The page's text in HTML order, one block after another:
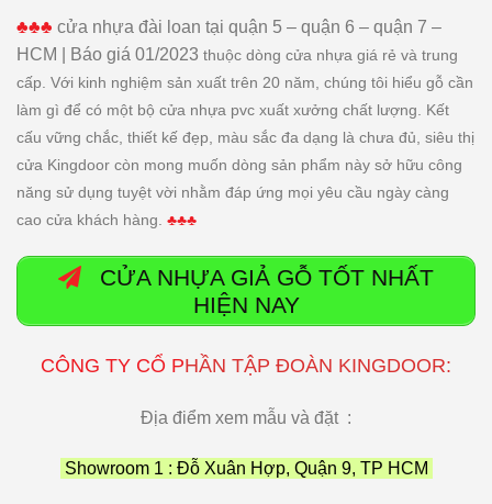
♣♣♣ cửa nhựa đài loan tại quận 5 – quận 6 – quận 7 –
HCM | Báo giá 01/2023 thuộc dòng cửa nhựa giá rẻ và trung
cấp. Với kinh nghiệm sản xuất trên 20 năm, chúng tôi hiểu gỗ cần
làm gì để có một bộ cửa nhựa pvc xuất xưởng chất lượng. Kết
cấu vững chắc, thiết kế đẹp, màu sắc đa dạng là chưa đủ, siêu thị
cửa Kingdoor còn mong muốn dòng sản phẩm này sở hữu công
năng sử dụng tuyệt vời nhằm đáp ứng mọi yêu cầu ngày càng
cao cửa khách hàng. ♣♣♣
CỬA NHỰA GIẢ GỖ TỐT NHẤT
HIỆN NAY
CÔNG TY CỔ PHẦN TẬP ĐOÀN KINGDOOR:
Địa điểm xem mẫu và đặt :
Showroom 1 : Đỗ Xuân Hợp, Quận 9, TP HCM